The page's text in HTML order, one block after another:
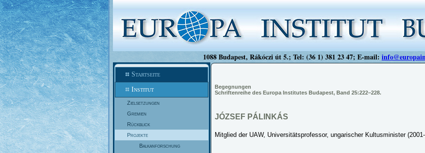
1088 Budapest, Rákóczi út 5.; Tel: (36 1) 381 23 47; E-mail:
Startseite
Institut
Zielsetzungen
Gremien
Rückblick
Projekte
Balkanforschung
Begegnungen
Schriftenreihe des Europa Institutes Budapest, Band 25:222–228.
JÓZSEF PÁLINKÁS
Mitglied der UAW, Universitätsprofessor, ungarischer Kultusminister